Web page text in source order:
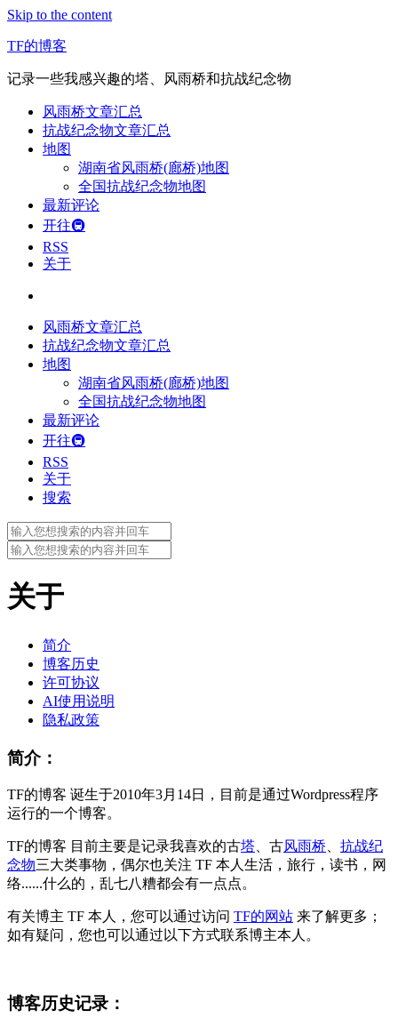
Skip to the content
TF的博客
记录一些我感兴趣的塔、风雨桥和抗战纪念物
风雨桥文章汇总
抗战纪念物文章汇总
地图
湖南省风雨桥(廊桥)地图
全国抗战纪念物地图
最新评论
开往🚇
RSS
关于
风雨桥文章汇总
抗战纪念物文章汇总
地图
湖南省风雨桥(廊桥)地图
全国抗战纪念物地图
最新评论
开往🚇
RSS
关于
搜索
Search
for:
Search
for:
关于
简介
博客历史
许可协议
AI使用说明
隐私政策
简介：
TF的博客 诞生于2010年3月14日，目前是通过Wordpress程序
运行的一个博客。
TF的博客 目前主要是记录我喜欢的古塔 、古风雨桥
抗战纪
念物三大类事物，偶尔也关注 TF 本人生活，旅行，读书，网
络......什么的，乱七八糟都会有一点点。
有关博主 TF 本人，您可以通过访问 TF的网站 来了解更多；
如有疑问，您也可以通过以下方式联系博主本人。
博客历史记录：